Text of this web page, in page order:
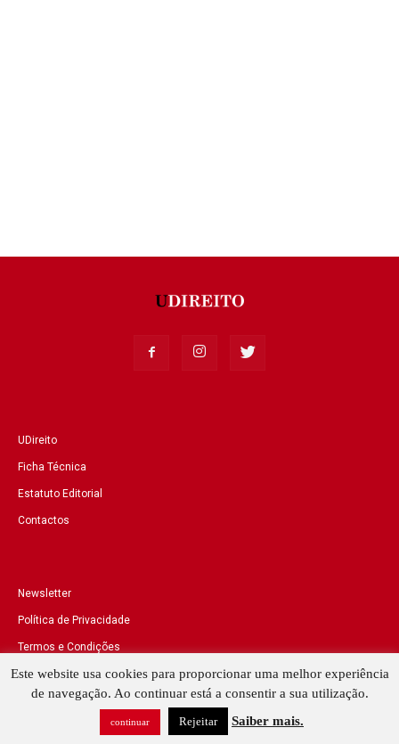
UDireito
Ficha Técnica
Estatuto Editorial
Contactos
Newsletter
Política de Privacidade
Termos e Condições
© 2018 GESTLEGAL | All rights reserved
Este website usa cookies para proporcionar uma melhor experiência
de navegação. Ao continuar está a consentir a sua utilização.
continuar Rejeitar Saiber mais.